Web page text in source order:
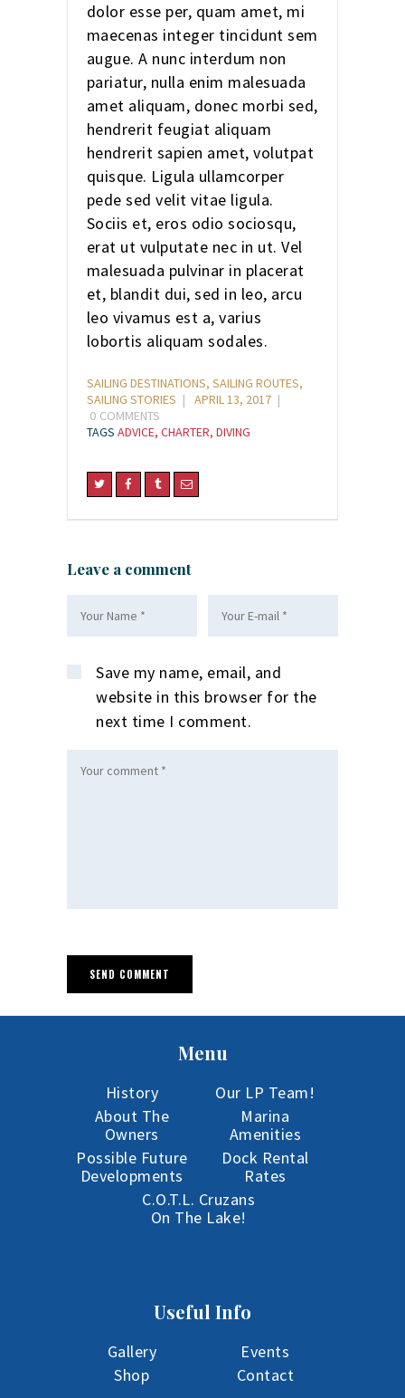
dolor esse per, quam amet, mi
maecenas integer tincidunt sem
augue. A nunc interdum non
pariatur, nulla enim malesuada
amet aliquam, donec morbi sed,
hendrerit feugiat aliquam
hendrerit sapien amet, volutpat
quisque. Ligula ullamcorper
pede sed velit vitae ligula.
Sociis et, eros odio sociosqu,
erat ut vulputate nec in ut. Vel
malesuada pulvinar in placerat
et, blandit dui, sed in leo, arcu
leo vivamus est a, varius
lobortis aliquam sodales.
SAILING DESTINATIONS, SAILING ROUTES,
SAILING STORIES
APRIL 13, 2017
0 COMMENTS
TAGS ADVICE, CHARTER, DIVING
Leave a comment
Save my name, email, and
website in this browser for the
next time I comment.
Menu
History
Our LP Team!
About The
Owners
Marina
Amenities
Possible Future
Developments
Dock Rental
Rates
C.O.T.L. Cruzans
On The Lake!
Useful Info
Gallery
Events
Shop
Contact